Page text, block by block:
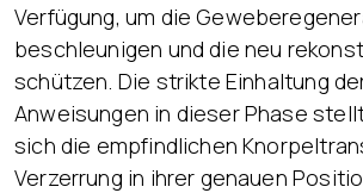
Verfügung, um die
beschleunigen und die neu
schützen. Die strikte Einhaltung
Anweisungen in dieser Phase
sich die empfindlichen
Verzerrung in ihrer genauen